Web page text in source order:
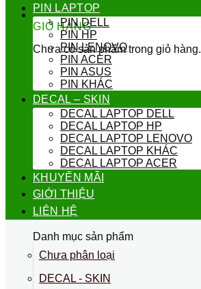
GIỎ HÀNG
Chưa có sản phẩm trong giỏ hàng.
PIN LAPTOP
PIN DELL
PIN HP
PIN LENOVO
PIN ACER
PIN ASUS
PIN KHÁC
DECAL – SKIN
DECAL LAPTOP DELL
DECAL LAPTOP HP
DECAL LAPTOP LENOVO
DECAL LAPTOP KHÁC
DECAL LAPTOP ACER
KHUYẾN MÃI
GIỚI THIỆU
LIÊN HỆ
Danh mục sản phẩm
Chưa phân loại
DECAL - SKIN